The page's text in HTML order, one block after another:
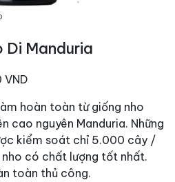
Di Manduria
hoàn toàn từ giống nho
cao nguyên Manduria. Những
kiểm soát chỉ 5.000 cây /
nho có chất lượng tốt nhất.
toàn thủ công.